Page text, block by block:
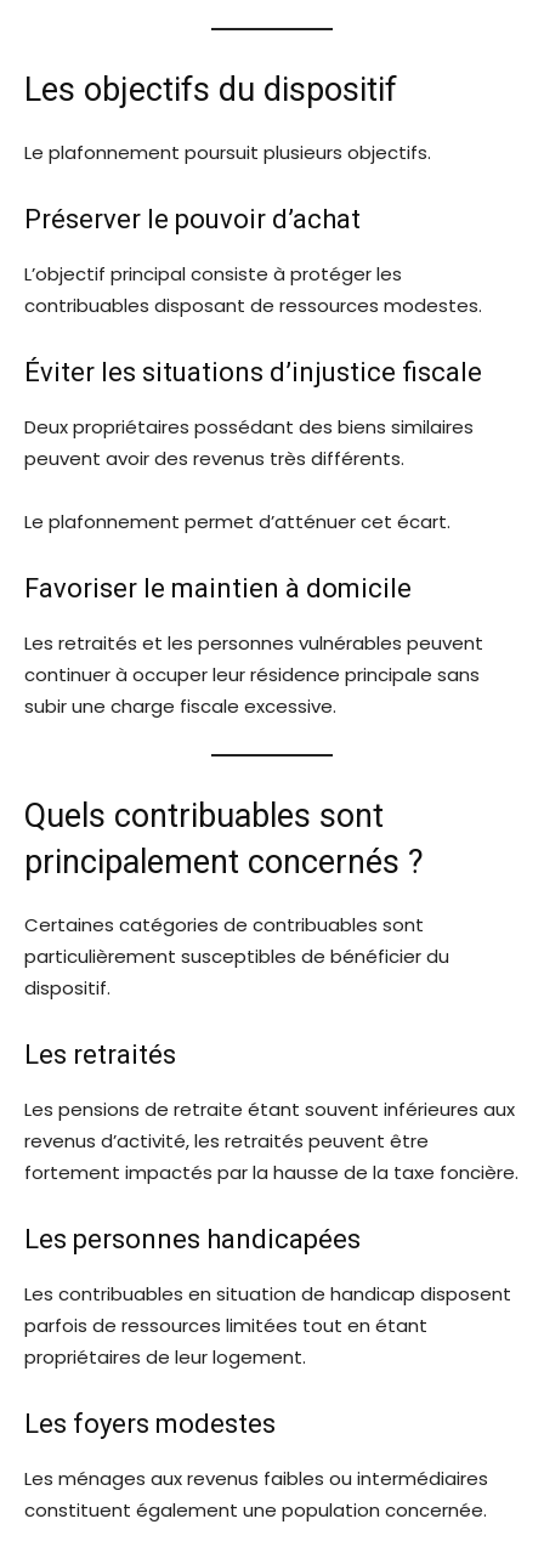
Les objectifs du dispositif
Le plafonnement poursuit plusieurs objectifs.
Préserver le pouvoir d’achat
L’objectif principal consiste à protéger les
contribuables disposant de ressources modestes.
Éviter les situations d’injustice fiscale
Deux propriétaires possédant des biens similaires
peuvent avoir des revenus très différents.
Le plafonnement permet d’atténuer cet écart.
Favoriser le maintien à domicile
Les retraités et les personnes vulnérables peuvent
continuer à occuper leur résidence principale sans
subir une charge fiscale excessive.
Quels contribuables sont
principalement concernés ?
Certaines catégories de contribuables sont
particulièrement susceptibles de bénéficier du
dispositif.
Les retraités
Les pensions de retraite étant souvent inférieures aux
revenus d’activité, les retraités peuvent être
fortement impactés par la hausse de la taxe foncière.
Les personnes handicapées
Les contribuables en situation de handicap disposent
parfois de ressources limitées tout en étant
propriétaires de leur logement.
Les foyers modestes
Les ménages aux revenus faibles ou intermédiaires
constituent également une population concernée.